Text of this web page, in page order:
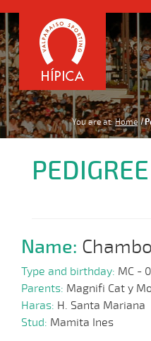
You are at: Home
PEDIGREE
Name: Chambo
Type and birthday: MC -
Parents: Magnifi Cat y
Haras: H. Santa Mariana
Stud: Mamita Ines